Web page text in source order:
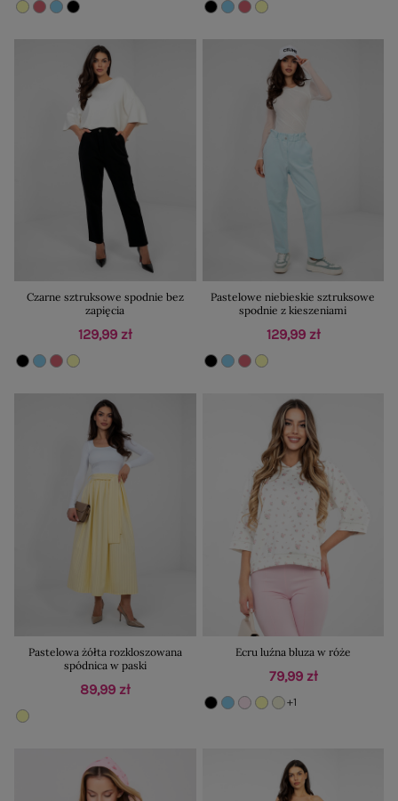
Czarne sztruksowe spodnie bez
zapięcia
129,99 zł
Pastelowe niebieskie sztruksowe
spodnie z kieszeniami
129,99 zł
Pastelowa żółta rozkloszowana
spódnica w paski
89,99 zł
Ecru luźna bluza w róże
79,99 zł
+1